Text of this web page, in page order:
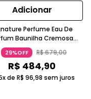
Adicionar
Perfume Eau De
Baunilha Cremosa
Opalescente Feminino
Montblanc
29%OFF R$679,00
R$ 484,90
de R$ 96,98 sem juros